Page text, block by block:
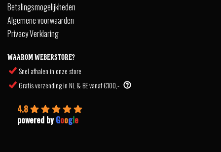
Betalingsmogelijkheden
Algemene voorwaarden
Privacy Verklaring
WAAROM WEBERSTORE?
Snel afhalen in onze store
Gratis verzending in NL & BE vanaf €100,-
4.8
powered byGoogle